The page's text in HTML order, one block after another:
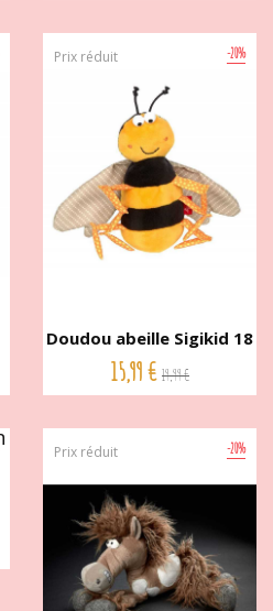
-20%
Prix réduit
Doudou abeille Sigikid 18
cm
15,99 € 19,99 €
-20%
Prix réduit